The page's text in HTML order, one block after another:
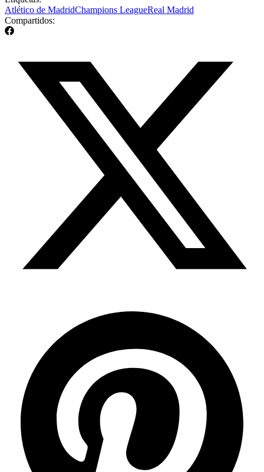
Atlético de MadridChampions LeagueReal Madrid
Compartidos: